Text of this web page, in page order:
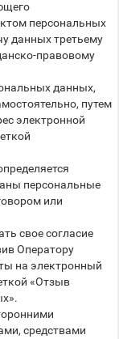
персональных
данных третьему
правовому
данных,
путем
электронной
персональные
или
свое согласие
Оператору
на электронный
«Отзыв
средствами